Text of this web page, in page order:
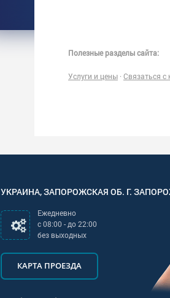
Полезные разделы сайта:
Услуги и цены · Связаться с
УКРАИНА,ЗАПОРОЖСКАЯ ОБ. Г.
Ежедневно
с08:00 - до22:00
без выходных
КАРТА ПРОЕЗДА